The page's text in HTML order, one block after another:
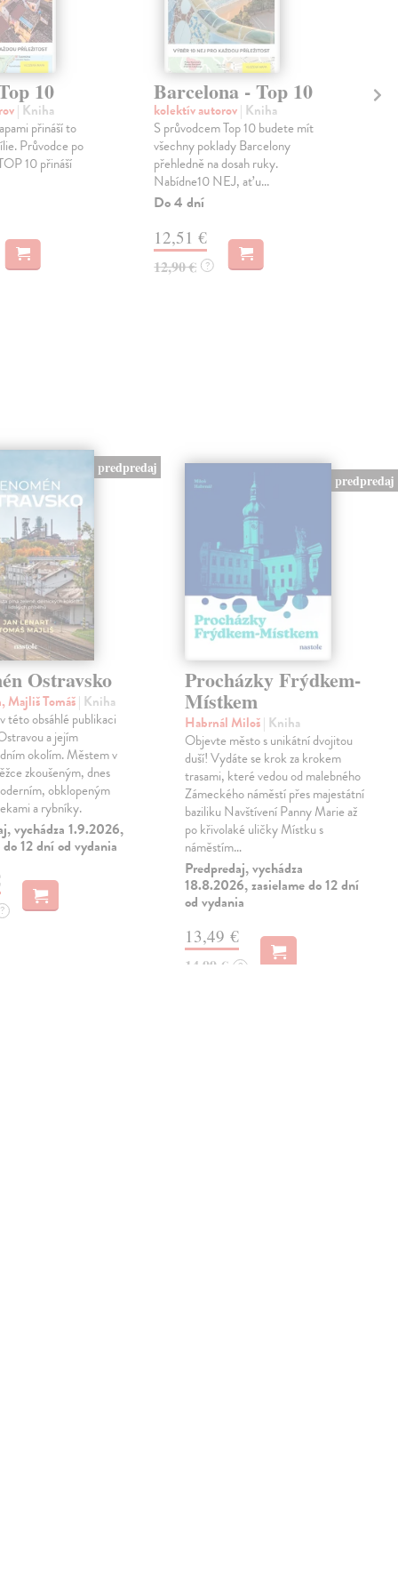
10
| Kniha
přináší to
Průvodce po
10 přináší
Barcelona - Top 10
kolektív autorov| Kniha
S průvodcem Top 10 budete mít
všechny poklady Barcelony
přehledně na dosah ruky.
Nabídne10 NEJ, ať u...
Do 4 dní
12,51 €
12,90 € ?
predpredaj
Ostravsko
Majliš Tomáš| Kniha
této obsáhlé publikaci
a jejím
okolím. Městem v
zkoušeným, dnes
obklopeným
a rybníky.
vychádza 1.9.2026,
12 dní od vydania
?
predpredaj
Procházky Frýdkem-
Místkem
Habrnál Miloš| Kniha
Objevte město s unikátní dvojitou
duší! Vydáte se krok za krokem
trasami, které vedou od malebného
Zámeckého náměstí přes majestátní
baziliku Navštívení Panny Marie až
po křivolaké uličky Místku s
náměstím…
Predpredaj, vychádza
18.8.2026, zasielame do 12 dní
od vydania
13,49 €
14,99 € ?